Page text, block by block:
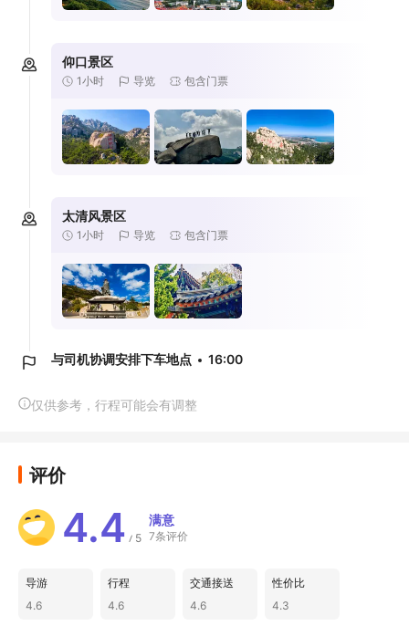
仰口景区
1小时 导览 包含门票
太清风景区
1小时 导览 包含门票
与司机协调安排下车地点 16:00
仅供参考，行程可能会有调整
评价
4.4 / 5
满意
7条评价
导游
4.6
行程
4.6
交通接送
4.6
性价比
4.3